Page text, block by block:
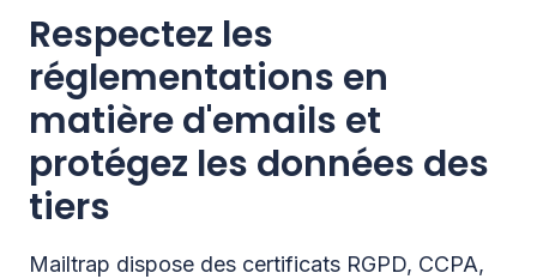
Respectez les
réglementations en
matière d'emails et
protégez les données des
tiers
Mailtrap dispose des certificats RGPD, CCPA,